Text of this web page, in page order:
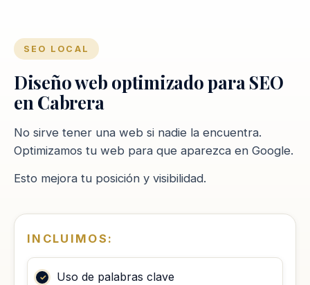
SEO LOCAL
Diseño web optimizado para SEO
en Cabrera
No sirve tener una web si nadie la encuentra.
Optimizamos tu web para que aparezca en Google.
Esto mejora tu posición y visibilidad.
INCLUIMOS:
Uso de palabras clave